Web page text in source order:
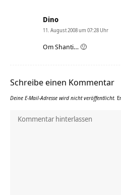
Dino
11. August 2008 um 07:28 Uhr
Om Shanti… 🙂
Schreibe einen Kommentar
Deine E-Mail-Adresse wird nicht veröffentlicht.